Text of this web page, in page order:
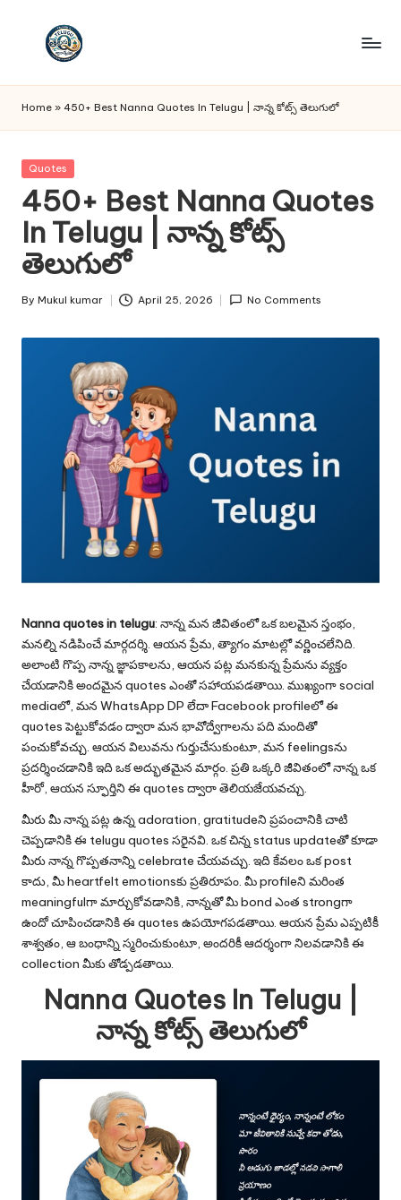
T
e
lu
g
u
Q
u
o
t
Home » 450+ Best Nanna Quotes In Telugu | నాన్న కోట్స్ తెలుగులో
Posted
Quotes
450+ Best Nanna Quotes
In Telugu | నాన్న కోట్స్
తెలుగులో
Posted
By Mukul kumar April 25, 2026 No Comments
Nanna quotes in telugu: నాన్న మన జీవితంలో ఒక బలమైన స్తంభం,
మనల్ని నడిపించే మార్గదర్శి. ఆయన ప్రేమ, త్యాగం మాటల్లో వర్ణించలేనిది.
అలాంటి గొప్ప నాన్న జ్ఞాపకాలను, ఆయన పట్ల మనకున్న ప్రేమను వ్యక్తం
చేయడానికి అందమైన quotes ఎంతో సహాయపడతాయి. ముఖ్యంగా social
mediaలో, మన WhatsApp DP లేదా Facebook profileలో ఈ
quotes పెట్టుకోవడం ద్వారా మన భావోద్వేగాలను పది మందితో
పంచుకోవచ్చు. ఆయన విలువను గుర్తుచేసుకుంటూ, మన feelingsను
ప్రదర్శించడానికి ఇది ఒక అద్భుతమైన మార్గం. ప్రతి ఒక్కరి జీవితంలో నాన్న ఒక
హీరో, ఆయన స్ఫూర్తిని ఈ quotes ద్వారా తెలియజేయవచ్చు.
మీరు మీ నాన్న పట్ల ఉన్న adoration, gratitudeని ప్రపంచానికి చాటి
చెప్పడానికి ఈ telugu quotes సరైనవి. ఒక చిన్న status updateతో కూడా
మీరు నాన్న గొప్పతనాన్ని celebrate చేయవచ్చు. ఇది కేవలం ఒక post
కాదు, మీ heartfelt emotionsకు ప్రతిరూపం. మీ profileని మరింత
meaningfulగా మార్చుకోవడానికి, నాన్నతో మీ bond ఎంత strongగా
ఉందో చూపించడానికి ఈ quotes ఉపయోగపడతాయి. ఆయన ప్రేమ ఎప్పటికీ
శాశ్వతం, ఆ బంధాన్ని స్మరించుకుంటూ, అందరికీ ఆదర్శంగా నిలవడానికి ఈ
collection మీకు తోడ్పడతాయి.
Nanna Quotes In Telugu |
నాన్న కోట్స్ తెలుగులో